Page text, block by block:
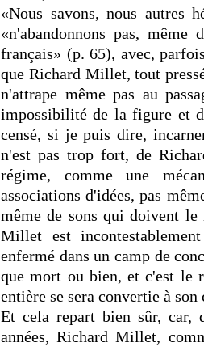
«Nous savons, nous autres
«n'abandonnons pas,
français» (p. 65), avec,
que Richard Millet, tout
n'attrape même pas au
impossibilité de la figure et
censé, si je puis dire,
n'est pas trop fort, de
régime, comme une
associations d'idées, pas
même de sons qui doivent
Millet est
enfermé dans un camp de
que mort ou bien, et c'est le
entière se sera convertie à
Et cela repart bien sûr, car,
années, Richard Millet,